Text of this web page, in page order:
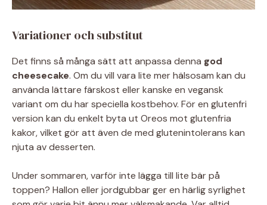
Variationer och substitut
Det finns så många sätt att anpassa denna god
cheesecake. Om du vill vara lite mer hälsosam kan du
använda lättare färskost eller kanske en vegansk
variant om du har speciella kostbehov. För en glutenfri
version kan du enkelt byta ut Oreos mot glutenfria
kakor, vilket gör att även de med glutenintolerans kan
njuta av desserten.
Under sommaren, varför inte lägga till lite bär på
toppen? Hallon eller jordgubbar ger en härlig syrlighet